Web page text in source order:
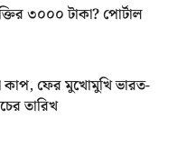
৩০০০ টাকা? পোর্টাল
ফের মুখোমুখি ভারত-
তারিখ